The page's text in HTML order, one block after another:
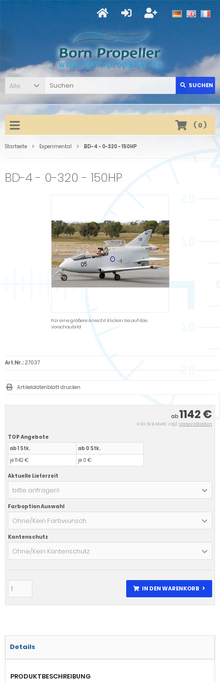
Alle SUCHEN
( 0)
Startseite Experimental BD-4 - 0-320 - 150HP
BD-4 - 0-320 - 150HP
Für eine größere Ansicht klicken Sie auf das
Vorschaubild
ab1142 €
inkl. 19 % MwSt. zzgl.Versandkosten
TOP Angebote
ab 1 Stk.
je 1142 €
ab 0 Stk.
je 0 €
Aktuelle Lieferzeit
bitte anfragen!
Farboption Auswahl
Ohne/Kein Farbwunsch
Kantenschutz
Ohne/Kein Kantenschutz
IN DEN WARENKORB
Art.Nr.: 27037
Artikeldatenblatt drucken
Details
PRODUKTBESCHREIBUNG